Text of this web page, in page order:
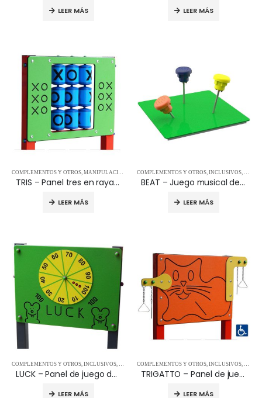
LEER MÁS LEER MÁS
COMPLEMENTOS Y OTROS, MANIPULACIÓN Y ORIENTACIÓN
TRIS – Panel tres en raya T0601
LEER MÁS
COMPLEMENTOS Y OTROS, INCLUSIVOS,
BEAT – Juego musical de bombos T0605
LEER MÁS
COMPLEMENTOS Y OTROS, INCLUSIVOS, MANIPULACIÓN Y ORIENTACIÓN, PARQUES
LUCK – Panel de juego de la ruleta T0606
LEER MÁS
COMPLEMENTOS Y OTROS, INCLUSIVOS,
TRIGATTO – Panel de juego de gato T0604
LEER MÁS